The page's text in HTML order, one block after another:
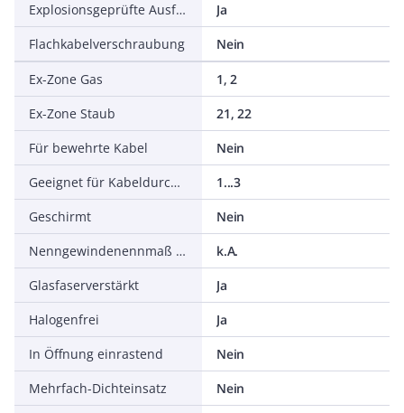
Explosionsgeprüfte Ausführung
Ja
Flachkabelverschraubung
Nein
Ex-Zone Gas
1, 2
Ex-Zone Staub
21, 22
Für bewehrte Kabel
Nein
Geeignet für Kabeldurchmesser
1...3
Geschirmt
Nein
Nenngewindenennmaß in Zoll NPT/Gasrohrgewinde
k.A.
Glasfaserverstärkt
Ja
Halogenfrei
Ja
In Öffnung einrastend
Nein
Mehrfach-Dichteinsatz
Nein